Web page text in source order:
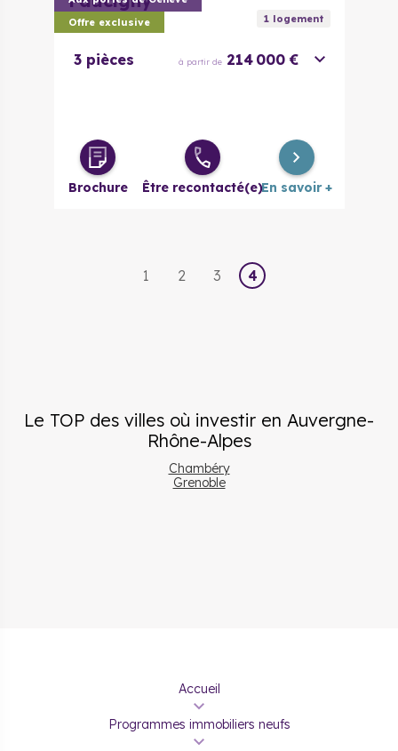
Offre exclusive
Alona 1logement
3 pièces à partir de 214 000 €
Brochure Être recontacté(e)En savoir +
1 2 3 4
Le TOP des villes où investir en Auvergne-
Rhône-Alpes
Chambéry
Grenoble
Accueil
Programmes immobiliers neufs